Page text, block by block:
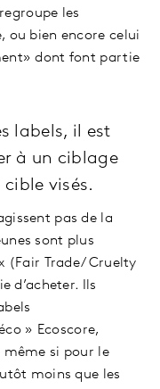
les
ou bien encore celui
dont font partie
labels, il est
à un ciblage
visés.
pas de la
sont plus
(Fair Trade/ Cruelty
d’acheter. Ils
» Ecoscore,
même si pour le
moins que les